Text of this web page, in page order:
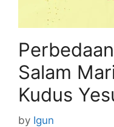
Salam
Kudus
by Igun